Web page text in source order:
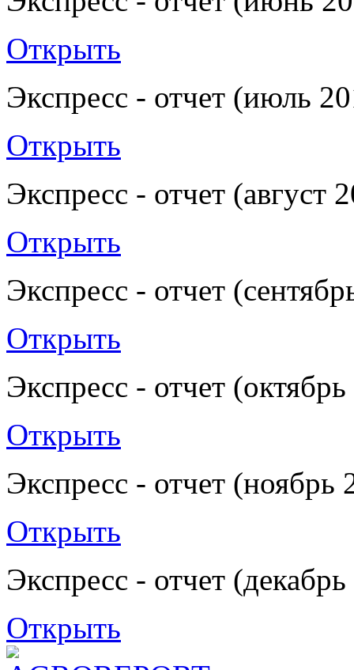
Открыть
Экспресс - отчет (июль
Открыть
Экспресс - отчет (август
Открыть
Экспресс - отчет
Открыть
Экспресс - отчет
Открыть
Экспресс - отчет (ноябрь
Открыть
Экспресс - отчет
Открыть